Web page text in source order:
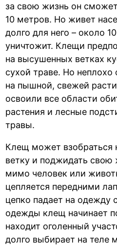
за свою жизнь он
10 метров. Но живет
долго для него – около
уничтожит. Клещи
на высушенных ветках
сухой траве. Но неплохо
на пышной, свежей
освоили все области
растения и лесные
травы.
Клещ может взобраться
ветку и поджидать свою
мимо человек или
цепляется передними
цепко падает на одежду
одежды клещ начинает
находит оголенный
долго выбирает на теле